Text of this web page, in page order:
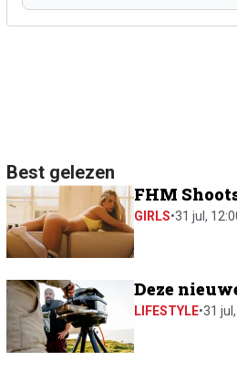
Best gelezen
FHM
GIRLS•31 jul,
Deze
LIFESTYLE•31